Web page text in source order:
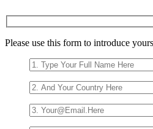
este
Please use this form to introduce